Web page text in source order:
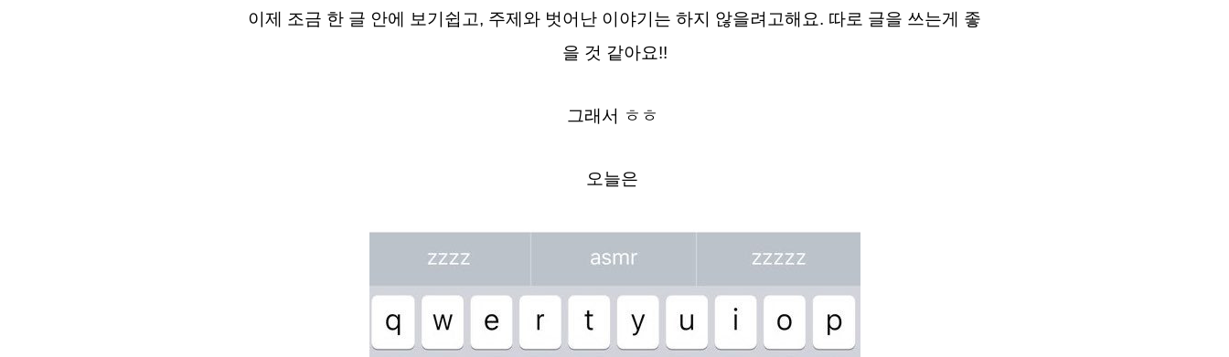
이제 조금 한 글 안에 보기쉽고, 주제와 벗어난 이야기는 하지 않을려고해요. 따로 글을 쓰는게 좋
을 것 같아요!!
그래서 ㅎㅎ
오늘은